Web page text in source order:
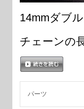
14mmダブ
チェーンの
パーツ